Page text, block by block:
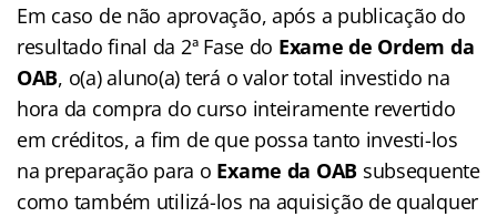
Em caso de não aprovação, após a publicação do
resultado final da 2ª Fase do Exame de Ordem da
OAB, o(a) aluno(a) terá o valor total investido na
hora da compra do curso inteiramente revertido
em créditos, a fim de que possa tanto investi-los
na preparação para o Exame da OAB subsequente
como também utilizá-los na aquisição de qualquer